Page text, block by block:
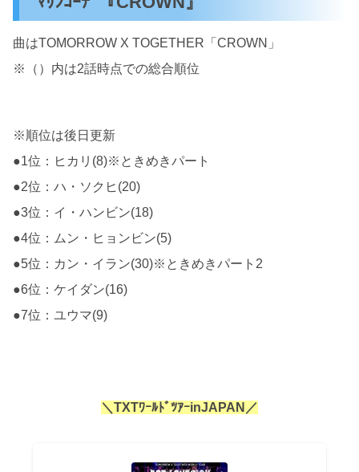
曲はTOMORROW X TOGETHER「CROWN」
※（）内は2話時点での総合順位
※順位は後日更新
●1位：ヒカリ(8)※ときめきパート
●2位：ハ・ソクヒ(20)
●3位：イ・ハンビン(18)
●4位：ムン・ヒョンビン(5)
●5位：カン・イラン(30)※ときめきパート2
●6位：ケイダン(16)
●7位：ユウマ(9)
＼TXTﾜｰﾙﾄﾞﾂｱｰinJAPAN／